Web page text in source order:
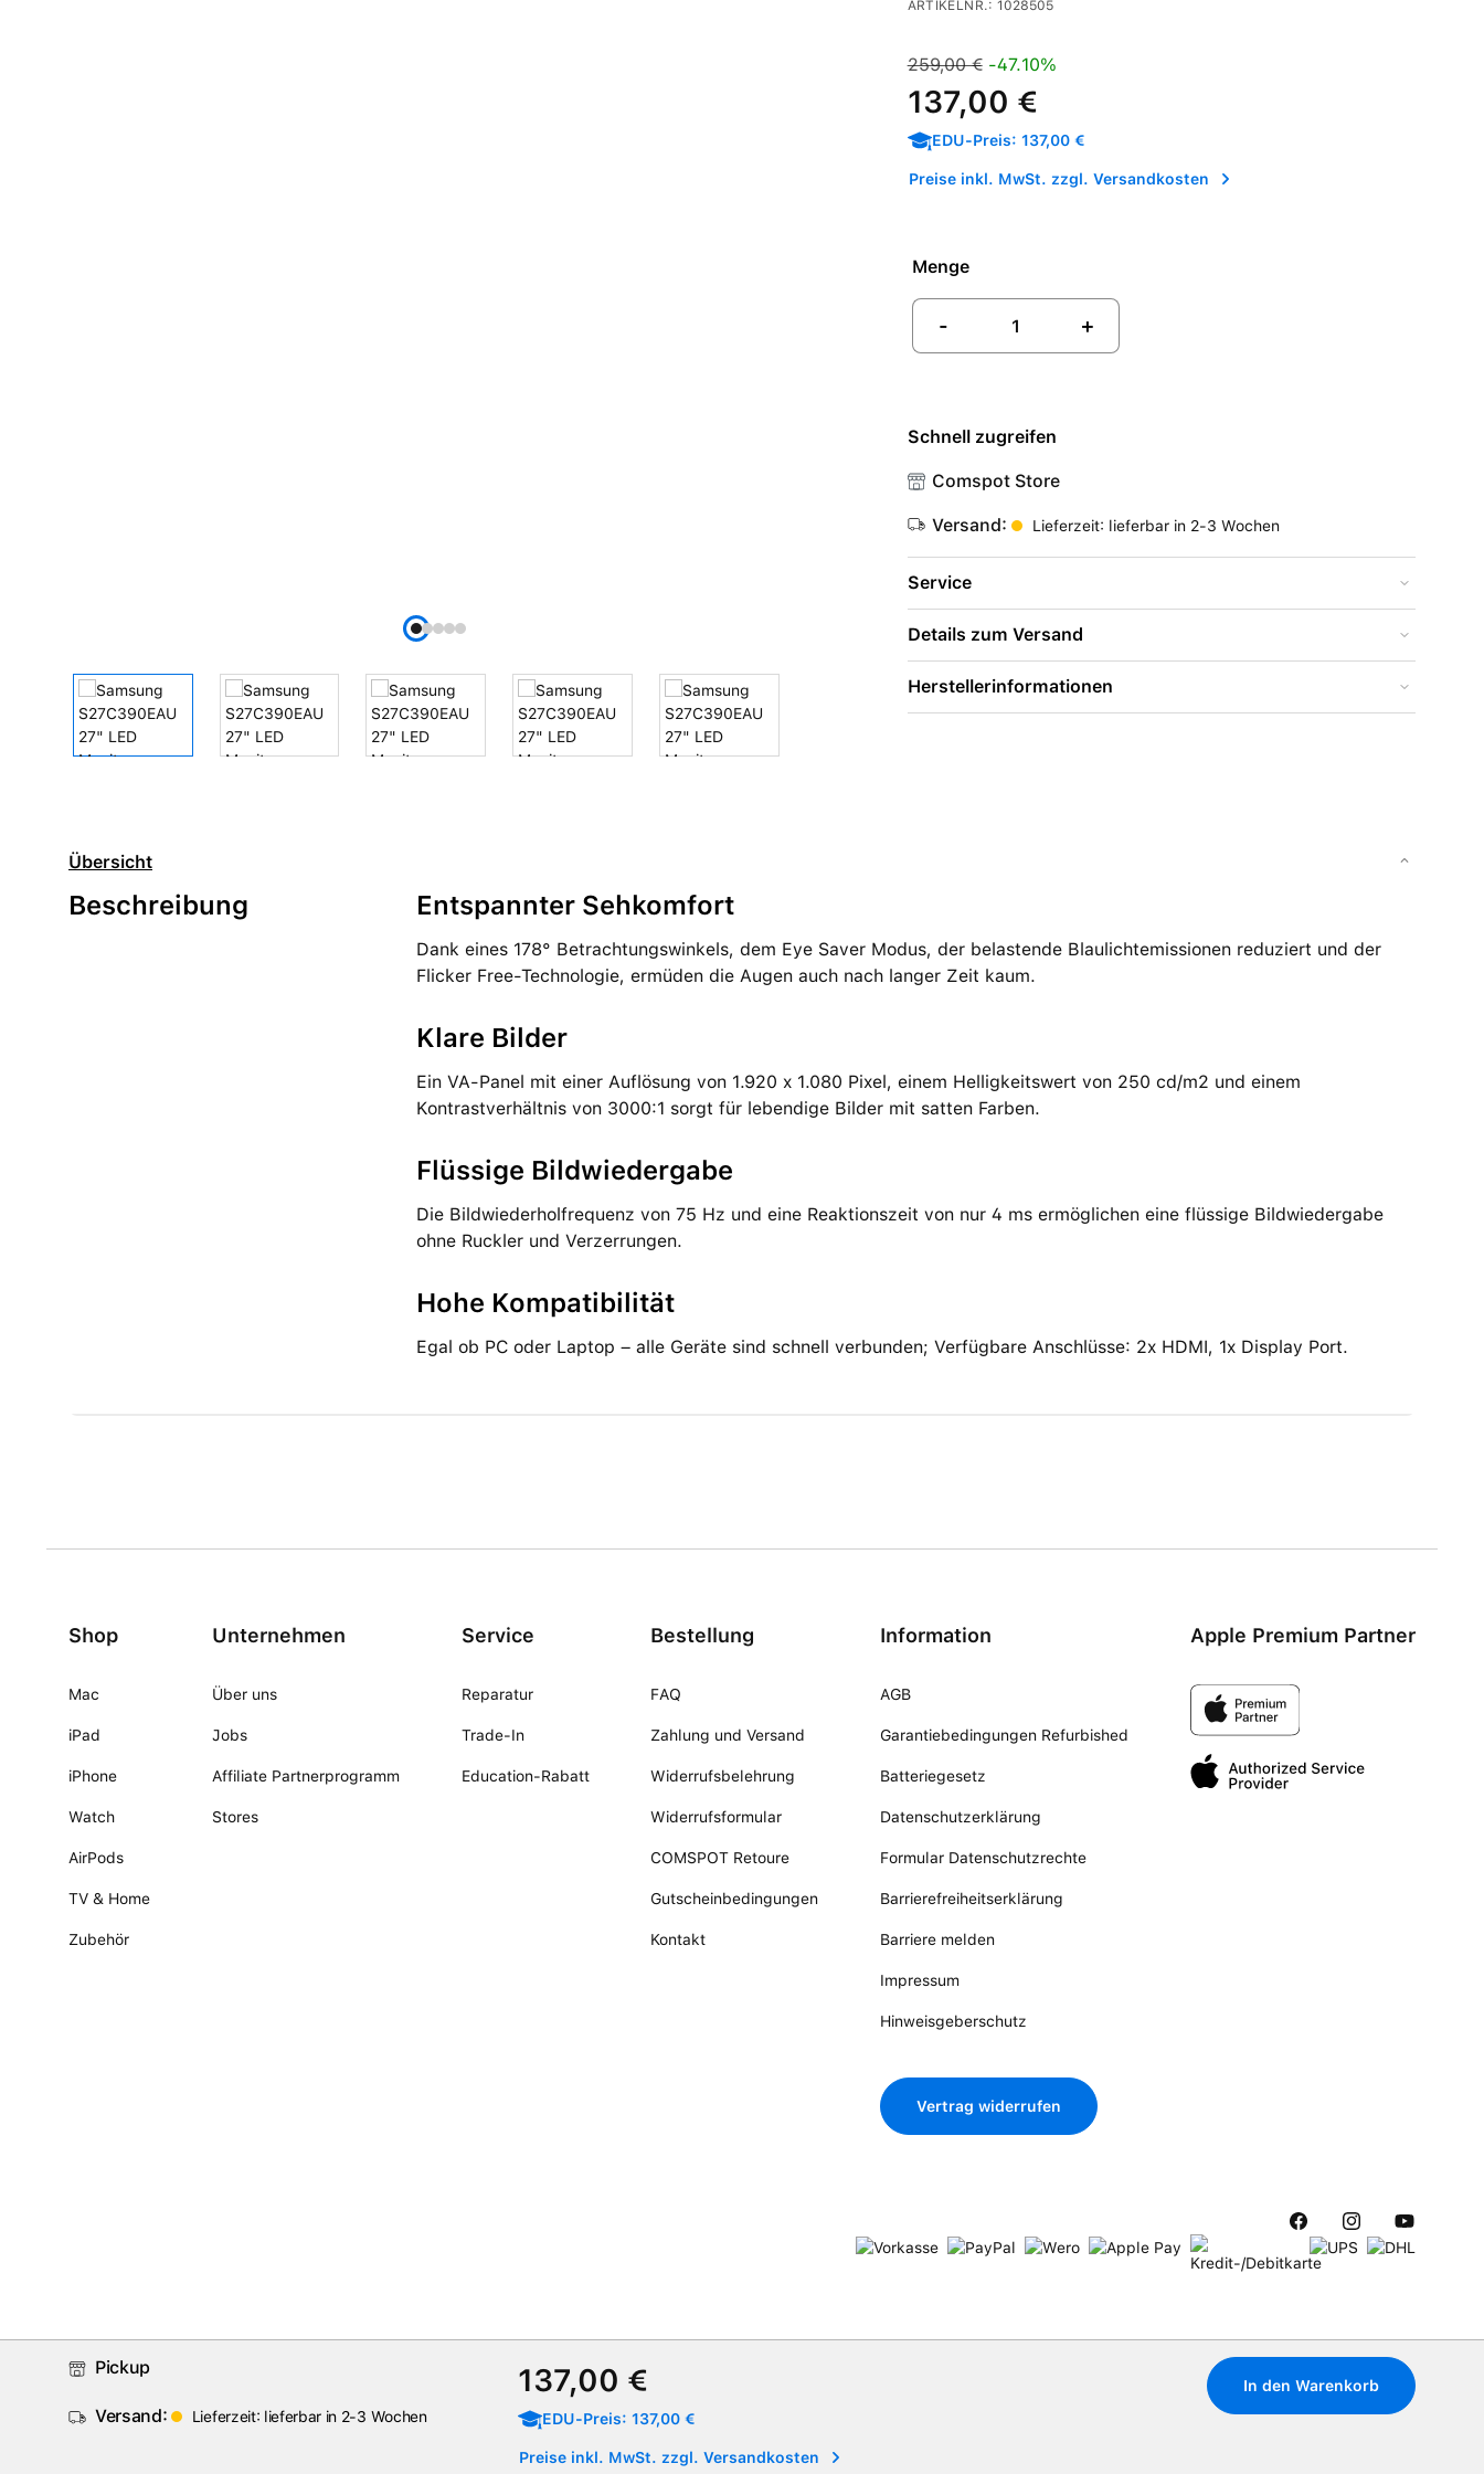
ARTIKELNR.: 1028505
Verkaufspreis:
Regulärer Preis:
259,00 €-47.10%
137,00 €
EDU-Preis: 137,00 €
Preise inkl. MwSt. zzgl. Versandkosten
Menge
- +
Pickup
Versand: Lieferzeit: lieferbar in 2-3 Wochen
Verkaufspreis:
137,00 €
EDU-Preis: 137,00 €
Preise inkl. MwSt. zzgl. Versandkosten
In den Warenkorb
Schnell zugreifen
Comspot Store
Versand: Lieferzeit: lieferbar in 2-3 Wochen
Service
Details zum Versand
Herstellerinformationen
Übersicht
Beschreibung Entspannter Sehkomfort
Dank eines 178° Betrachtungswinkels, dem Eye Saver Modus, der belastende Blaulichtemissionen reduziert und der
Flicker Free-Technologie, ermüden die Augen auch nach langer Zeit kaum.
Klare Bilder
Ein VA-Panel mit einer Auflösung von 1.920 x 1.080 Pixel, einem Helligkeitswert von 250 cd/m2 und einem
Kontrastverhältnis von 3000:1 sorgt für lebendige Bilder mit satten Farben.
Flüssige Bildwiedergabe
Die Bildwiederholfrequenz von 75 Hz und eine Reaktionszeit von nur 4 ms ermöglichen eine flüssige Bildwiedergabe
ohne Ruckler und Verzerrungen.
Hohe Kompatibilität
Egal ob PC oder Laptop – alle Geräte sind schnell verbunden; Verfügbare Anschlüsse: 2x HDMI, 1x Display Port.
Shop
Mac
iPad
iPhone
Watch
AirPods
TV & Home
Zubehör
Unternehmen
Über uns
Jobs
Affiliate Partnerprogramm
Stores
Service
Reparatur
Trade-In
Education-Rabatt
Bestellung
FAQ
Zahlung und Versand
Widerrufsbelehrung
Widerrufsformular
COMSPOT Retoure
Gutscheinbedingungen
Kontakt
Information
AGB
Garantiebedingungen Refurbished
Batteriegesetz
Datenschutzerklärung
Formular Datenschutzrechte
Barrierefreiheitserklärung
Barriere melden
Impressum
Hinweisgeberschutz
Vertrag widerrufen
Apple Premium Partner